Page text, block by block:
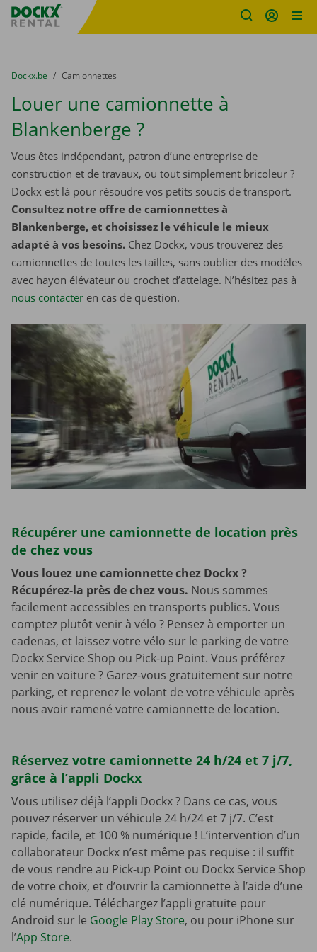
sitename
You are here:
du
Dockx.be to
Camionnettes
Louer une camionnette à
Blankenberge ?
Vous êtes indépendant, patron d’une entreprise de
construction et de travaux, ou tout simplement bricoleur ?
Dockx est là pour résoudre vos petits soucis de transport.
Consultez notre offre de camionnettes à
Blankenberge, et choisissez le véhicule le mieux
adapté à vos besoins. Chez Dockx, vous trouverez des
camionnettes de toutes les tailles, sans oublier des modèles
avec hayon élévateur ou crochet d’attelage. N’hésitez pas à
nous contacter ​​​​​​​ en cas de question.
Récupérer une camionnette de location près
de chez vous
Vous louez une camionnette chez Dockx ?
Récupérez-la près de chez vous. Nous sommes
facilement accessibles en transports publics. Vous
comptez plutôt venir à vélo ? Pensez à emporter un
cadenas, et laissez votre vélo sur le parking de votre
Dockx Service Shop ou Pick-up Point. Vous préférez
venir en voiture ? Garez-vous gratuitement sur notre
parking, et reprenez le volant de votre véhicule après
nous avoir ramené votre camionnette de location.
Réservez votre camionnette 24 h/24 et 7 j/7,
grâce à l’appli Dockx
Vous utilisez déjà l’appli Dockx ? Dans ce cas, vous
pouvez réserver un véhicule 24 h/24 et 7 j/7. C’est
rapide, facile, et 100 % numérique ! L’intervention d’un
collaborateur Dockx n’est même pas requise : il suffit
de vous rendre au Pick-up Point ou Dockx Service Shop
de votre choix, et d’ouvrir la camionnette à l’aide d’une
clé numérique. Téléchargez l’appli gratuite pour
Android sur le Google Play Store, ou pour iPhone sur
l’App Store.